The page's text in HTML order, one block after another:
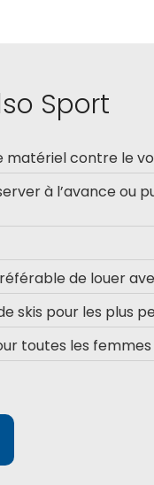
Sport
matériel contre le
à l’avance ou
de louer
skis pour les plus
toutes les femmes